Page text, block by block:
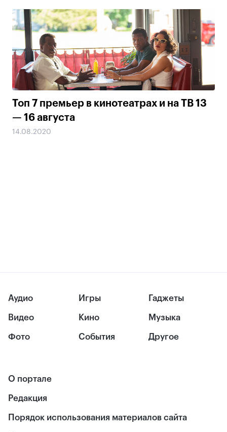
Топ 7 премьер в кинотеатрах и на ТВ 13
— 16 августа
14.08.2020
Аудио
Видео
Фото
Игры
Кино
События
Гаджеты
Музыка
Другое
О портале
Редакция
Порядок использования материалов сайта